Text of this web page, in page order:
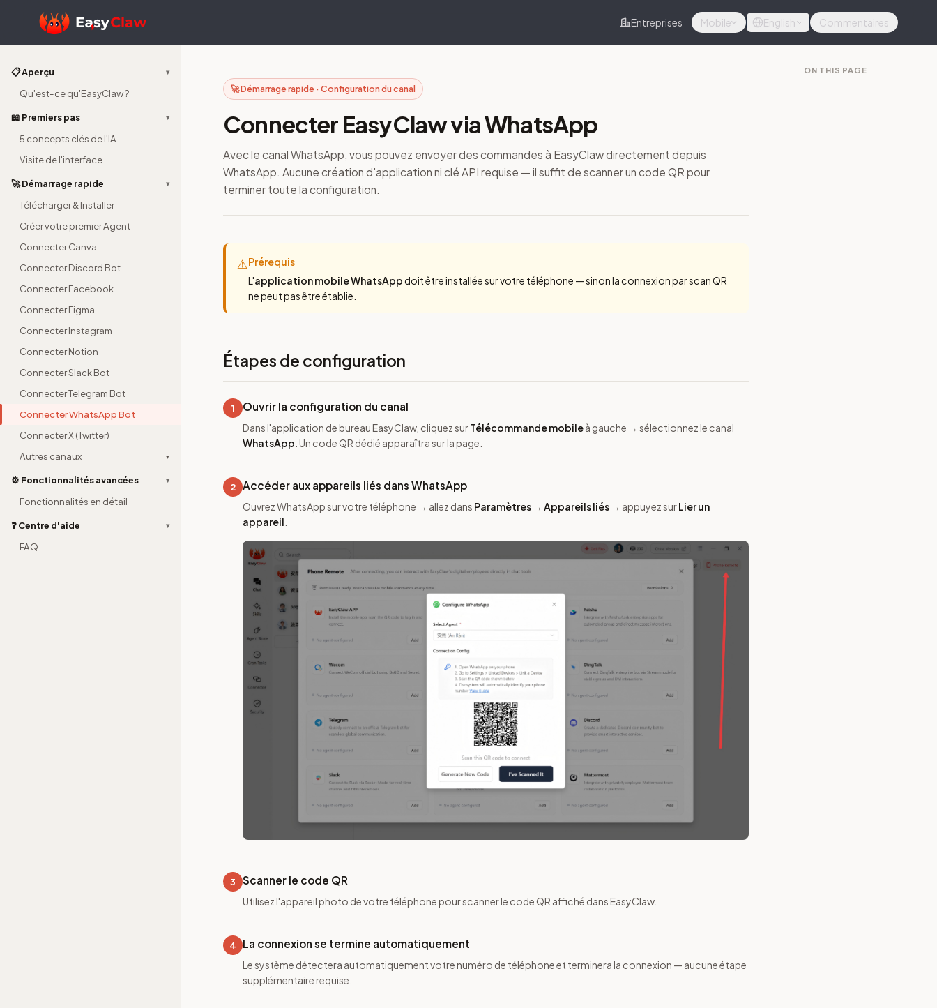
Entreprises Mobile English Commentaires
📋 Aperçu ▾
Qu'est-ce qu'EasyClaw ?
📖 Premiers pas ▾
5 concepts clés de l'IA
Visite de l'interface
🚀 Démarrage rapide ▾
Télécharger & Installer
Créer votre premier Agent
Connecter Canva
Connecter Discord Bot
Connecter Facebook
Connecter Figma
Connecter Instagram
Connecter Notion
Connecter Slack Bot
Connecter Telegram Bot
Connecter WhatsApp Bot
Connecter X (Twitter)
Autres canaux
▾
⚙️ Fonctionnalités avancées ▾
Fonctionnalités en détail
❓ Centre d'aide ▾
FAQ
🚀 Démarrage rapide · Configuration du canal
Connecter EasyClaw via WhatsApp
Avec le canal WhatsApp, vous pouvez envoyer des commandes à EasyClaw directement depuis
WhatsApp. Aucune création d'application ni clé API requise — il suffit de scanner un code QR pour
terminer toute la configuration.
⚠️Prérequis
L'application mobile WhatsAppdoit être installée sur votre téléphone — sinon la connexion par scan QR
ne peut pas être établie.
Étapes de configuration
1 Ouvrir la configuration du canal
Dans l'application de bureau EasyClaw, cliquez surTélécommande mobileà gauche → sélectionnez le canal
WhatsApp . Un code QR dédié apparaîtra sur la page.
2 Accéder aux appareils liés dans WhatsApp
Ouvrez WhatsApp sur votre téléphone → allez dans Paramètres → Appareils liés → appuyez surLier un
appareil
3 Scanner le code QR
Utilisez l'appareil photo de votre téléphone pour scanner le code QR affiché dans EasyClaw.
4 La connexion se termine automatiquement
Le système détectera automatiquement votre numéro de téléphone et terminera la connexion — aucune étape
supplémentaire requise.
ON THIS PAGE